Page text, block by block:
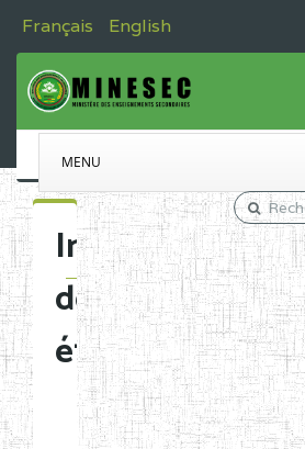
Français English
MENU
Immatriculation
des
établissements